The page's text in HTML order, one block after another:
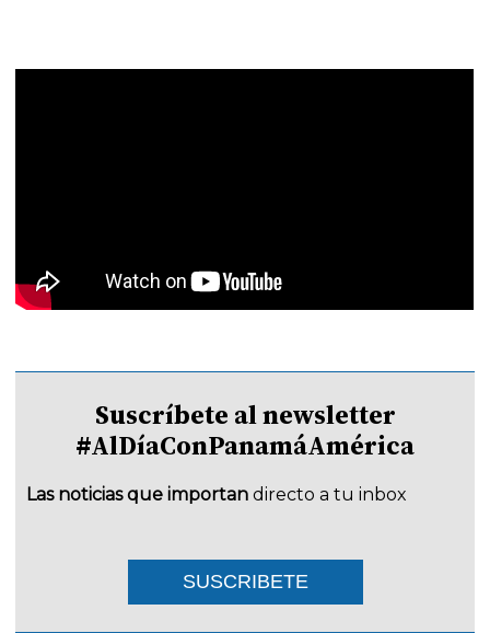
Suscríbete al newsletter
#AlDíaConPanamáAmérica
Las noticias que importan directo a tu inbox
SUSCRIBETE